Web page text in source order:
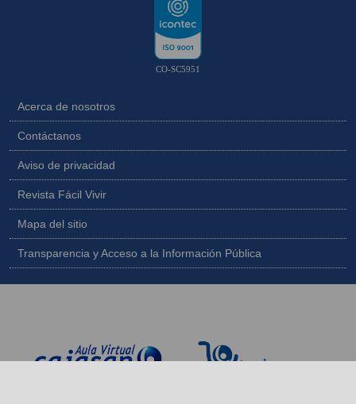
CO-SC5951
Acerca de nosotros
Contáctanos
Aviso de privacidad
Revista Fácil Vivir
Mapa del sitio
Transparencia y Acceso a la Información Pública